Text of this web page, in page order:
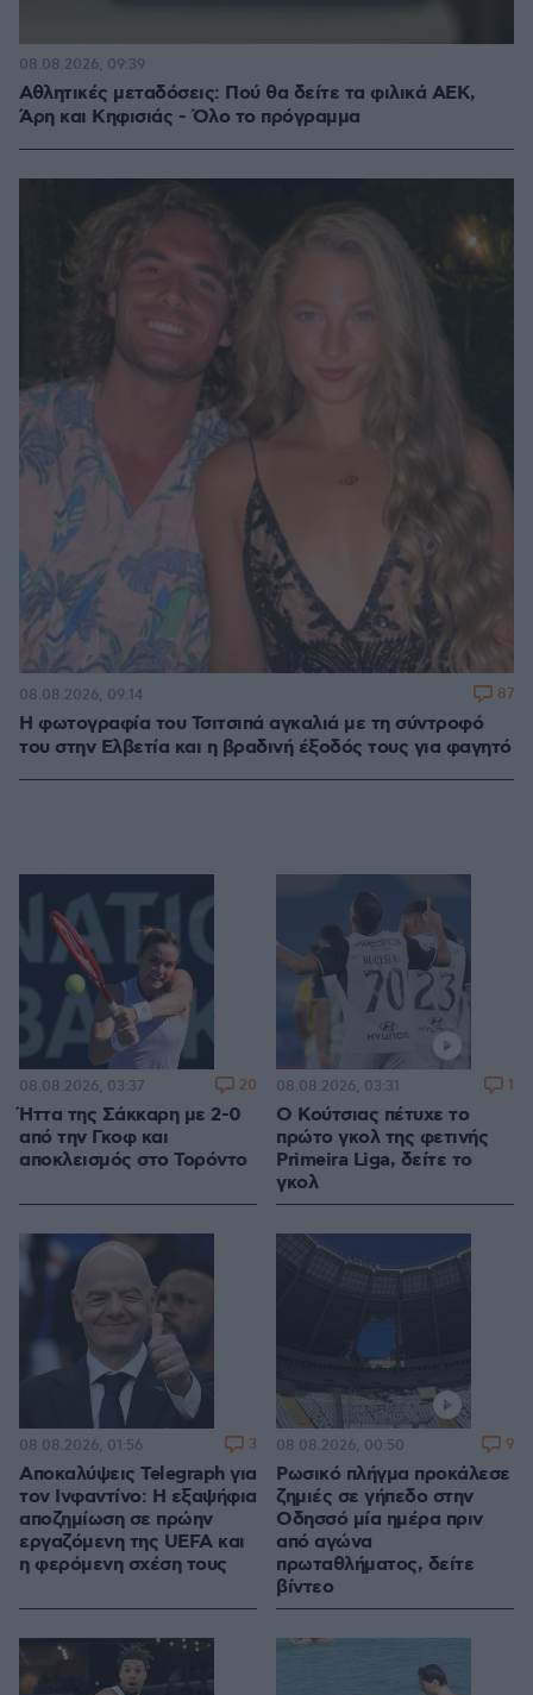
Αθλητικές μεταδόσεις: Πού θα δείτε τα φιλικά ΑΕΚ,
Άρη και Κηφισιάς - Όλο το πρόγραμμα
08.08.2026, 09:39
Η φωτογραφία του Τσιτσιπά αγκαλιά με τη σύντροφό
του στην Ελβετία και η βραδινή έξοδός τους για φαγητό
08.08.2026, 09:14 87
Ήττα της Σάκκαρη με 2-0
από την Γκοφ και
αποκλεισμός στο Τορόντο
08.08.2026, 03:37 20
Ο Κούτσιας πέτυχε το
πρώτο γκολ της φετινής
Primeira Liga, δείτε το
γκολ
08.08.2026, 03:31 1
Αποκαλύψεις Telegraph για
τον Ινφαντίνο: Η εξαψήφια
αποζημίωση σε πρώην
εργαζόμενη της UEFA και
η φερόμενη σχέση τους
08.08.2026, 01:56 3
Ρωσικό πλήγμα προκάλεσε
ζημιές σε γήπεδο στην
Οδησσό μία ημέρα πριν
από αγώνα
πρωταθλήματος, δείτε
βίντεο
08.08.2026, 00:50 9